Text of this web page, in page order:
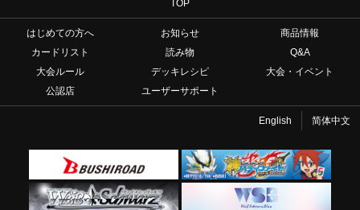
TOP
はじめての方へ お知らせ
商品情報
カードリスト
読み物
Q&A
大会ルール
デッキレシピ
大会・イベント
公認店
ユーザーサポート
English 简体中文